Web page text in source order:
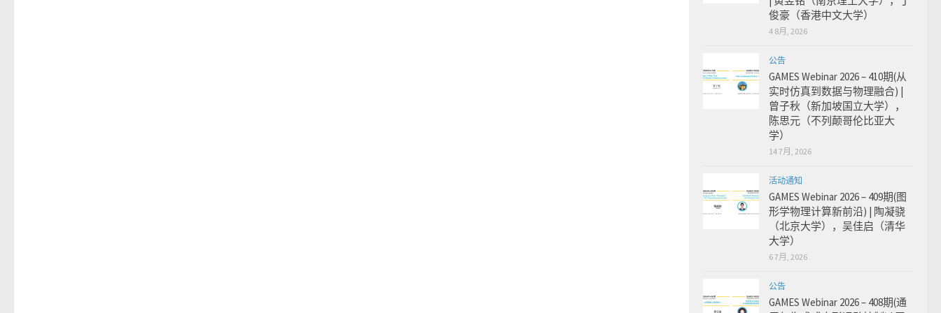
俊豪（香港中文大学）
4 8月, 2026
公告
GAMES Webinar 2026 – 410期(从
实时仿真到数据与物理融合) |
曾子秋（新加坡国立大学），
陈思元（不列颠哥伦比亚大
学）
14 7月, 2026
活动通知
GAMES Webinar 2026 – 409期(图
形学物理计算新前沿) | 陶凝骁
（北京大学），吴佳启（清华
大学）
6 7月, 2026
公告
GAMES Webinar 2026 – 408期(通